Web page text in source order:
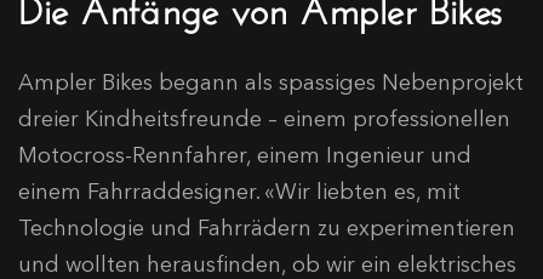
Ampler Bikes begann als spassiges Nebenprojekt
dreier Kindheitsfreunde – einem professionellen
Motocross-Rennfahrer, einem Ingenieur und
einem Fahrraddesigner. «Wir liebten es, mit
Technologie und Fahrrädern zu experimentieren
und wollten herausfinden, ob wir ein elektrisches